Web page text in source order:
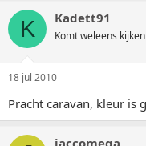
K Kadett91
Komt weleens kijken
18 jul 2010
Pracht caravan, kleur is
jaccomega